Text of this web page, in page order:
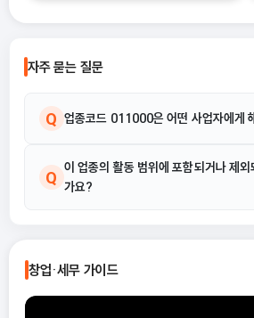
자주 묻는 질문
Q 업종코드 011000은 어떤 사업자에게
A 업종코드 011000은 곡물작물, 식량용 뿌
타 식량작물을 재배하는 산업활동을 하는
Q
이 업종의 활동 범위에 포함되거나 제
가요?
따르면 다른 업종과의 명확한 제외 기준은
창업·세무 가이드